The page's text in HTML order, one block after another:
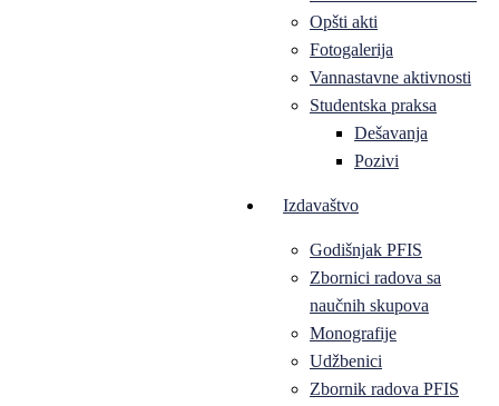
Opšti akti
Fotogalerija
Vannastavne aktivnosti
Studentska praksa
Dešavanja
Pozivi
Izdavaštvo
Godišnjak PFIS
Zbornici radova sa
naučnih skupova
Monografije
Udžbenici
Zbornik radova PFIS